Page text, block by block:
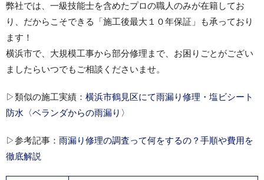
弊社では、一級技能士を含めたプロの職人のみが在籍してお
り、だからこそできる「施工後最大１０年保証」も承っており
ます！
横浜市で、大規模工事から部分修理まで、お困りごとがござい
ましたらいつでもご相談くださいませ。
▷類似の施工実績： 横浜市鶴見区にて雨漏り修理・塩ビシート
防水〈ベランダからの雨漏り〉
▷参考記事： 雨漏り修理の調査って何をするの？手順や費用を
徹底解説